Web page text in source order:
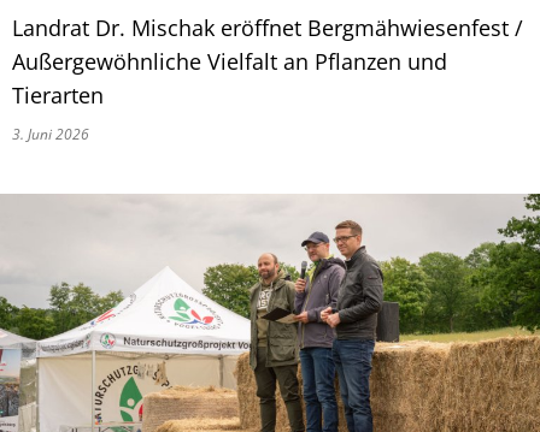
Landrat Dr. Mischak eröffnet Bergmähwiesenfest /
Außergewöhnliche Vielfalt an Pflanzen und
Tierarten
3. Juni 2026